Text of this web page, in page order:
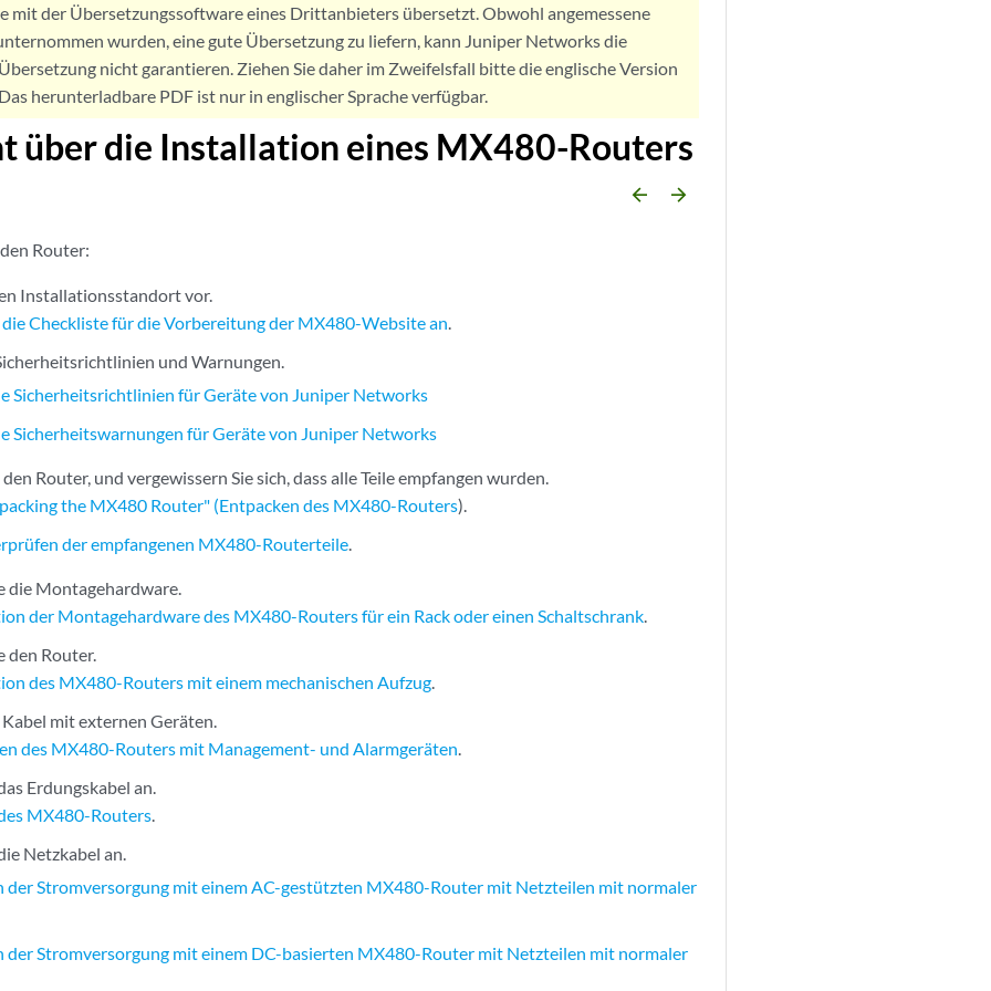
mit der Übersetzungssoftware eines Drittanbieters übersetzt. Obwohl angemessene
wurden, eine gute Übersetzung zu liefern, kann Juniper Networks die
nicht garantieren. Ziehen Sie daher im Zweifelsfall bitte die englische Version
herunterladbare PDF ist nur in englischer Sprache verfügbar.
über die Installation eines MX480-Routers
arrow_backward arrow_forward
Router:
Installationsstandort vor.
die Checkliste für die Vorbereitung der MX480-Website an.
und Warnungen.
Sicherheitsrichtlinien für Geräte von Juniper Networks
Sicherheitswarnungen für Geräte von Juniper Networks
Router, und vergewissern Sie sich, dass alle Teile empfangen wurden.
the MX480 Router" (Entpacken des MX480-Routers).
der empfangenen MX480-Routerteile.
die Montagehardware.
der Montagehardware des MX480-Routers für ein Rack oder einen Schaltschrank.
den Router.
des MX480-Routers mit einem mechanischen Aufzug.
mit externen Geräten.
des MX480-Routers mit Management- und Alarmgeräten.
Erdungskabel an.
MX480-Routers.
Netzkabel an.
der Stromversorgung mit einem AC-gestützten MX480-Router mit Netzteilen mit normaler
der Stromversorgung mit einem DC-basierten MX480-Router mit Netzteilen mit normaler